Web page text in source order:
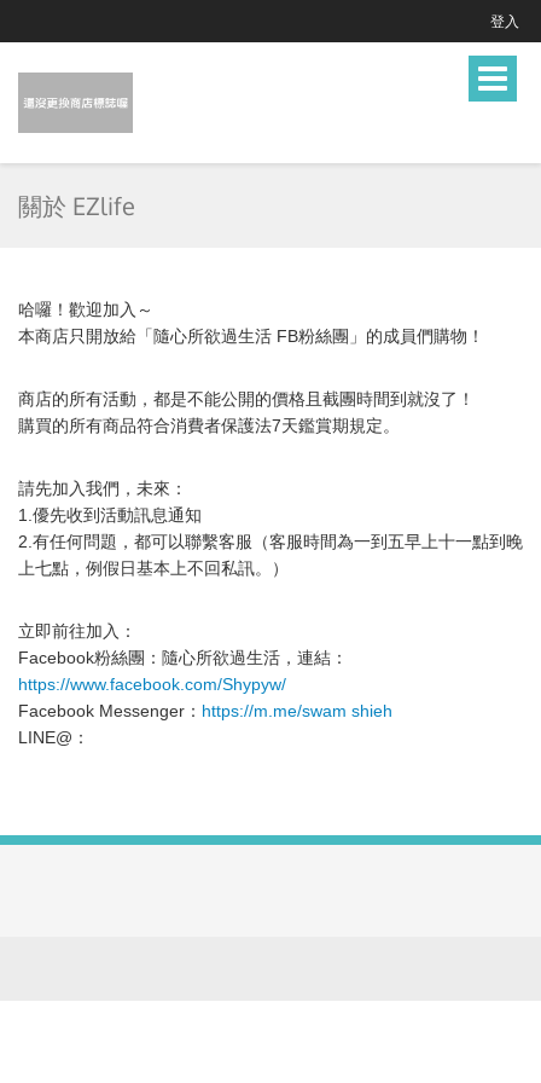
登入
Toggle
關於 EZlife
哈囉！歡迎加入～
本商店只開放給「隨心所欲過生活 FB粉絲團」的成員們購物！
商店的所有活動，都是不能公開的價格且截團時間到就沒了！
購買的所有商品符合消費者保護法7天鑑賞期規定。
請先加入我們，未來：
1.優先收到活動訊息通知
2.有任何問題，都可以聯繫客服（客服時間為一到五早上十一點到晚
上七點，例假日基本上不回私訊。）
立即前往加入：
Facebook粉絲團：隨心所欲過生活，連結：
https://www.facebook.com/Shypyw/
Facebook Messenger： https://m.me/swam shieh
LINE@：